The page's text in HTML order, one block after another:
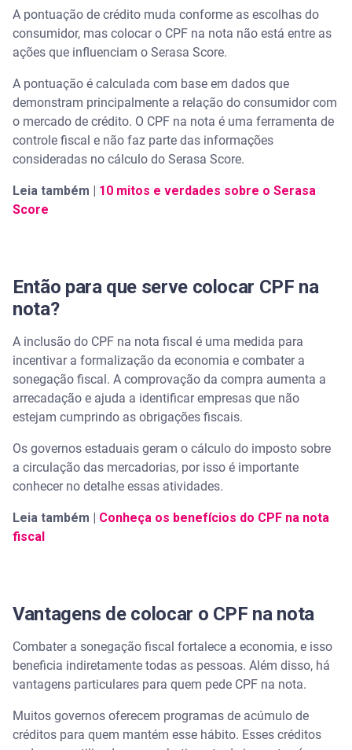
A pontuação de crédito muda conforme as escolhas do
consumidor, mas colocar o CPF na nota não está entre as
ações que influenciam o Serasa Score.
A pontuação é calculada com base em dados que
demonstram principalmente a relação do consumidor com
o mercado de crédito. O CPF na nota é uma ferramenta de
controle fiscal e não faz parte das informações
consideradas no cálculo do Serasa Score.
Leia também | 10 mitos e verdades sobre o Serasa
Score
Então para que serve colocar CPF na
nota?
A inclusão do CPF na nota fiscal é uma medida para
incentivar a formalização da economia e combater a
sonegação fiscal. A comprovação da compra aumenta a
arrecadação e ajuda a identificar empresas que não
estejam cumprindo as obrigações fiscais.
Os governos estaduais geram o cálculo do imposto sobre
a circulação das mercadorias, por isso é importante
conhecer no detalhe essas atividades.
Leia também | Conheça os benefícios do CPF na nota
fiscal
Vantagens de colocar o CPF na nota
Combater a sonegação fiscal fortalece a economia, e isso
beneficia indiretamente todas as pessoas. Além disso, há
vantagens particulares para quem pede CPF na nota.
Muitos governos oferecem programas de acúmulo de
créditos para quem mantém esse hábito. Esses créditos